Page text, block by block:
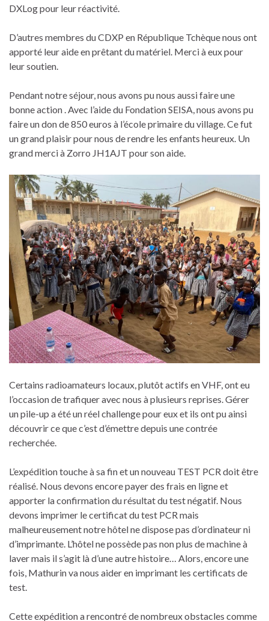
DXLog pour leur réactivité.
D’autres membres du CDXP en République Tchèque nous ont
apporté leur aide en prêtant du matériel. Merci à eux pour
leur soutien.
Pendant notre séjour, nous avons pu nous aussi faire une
bonne action . Avec l’aide du Fondation SEISA, nous avons pu
faire un don de 850 euros à l’école primaire du village. Ce fut
un grand plaisir pour nous de rendre les enfants heureux. Un
grand merci à Zorro JH1AJT pour son aide.
Certains radioamateurs locaux, plutôt actifs en VHF, ont eu
l’occasion de trafiquer avec nous à plusieurs reprises. Gérer
un pile-up a été un réel challenge pour eux et ils ont pu ainsi
découvrir ce que c’est d’émettre depuis une contrée
recherchée.
L’expédition touche à sa fin et un nouveau TEST PCR doit être
réalisé. Nous devons encore payer des frais en ligne et
apporter la confirmation du résultat du test négatif. Nous
devons imprimer le certificat du test PCR mais
malheureusement notre hôtel ne dispose pas d’ordinateur ni
d’imprimante. L’hôtel ne possède pas non plus de machine à
laver mais il s’agit là d’une autre histoire… Alors, encore une
fois, Mathurin va nous aider en imprimant les certificats de
test.
Cette expédition a rencontré de nombreux obstacles comme